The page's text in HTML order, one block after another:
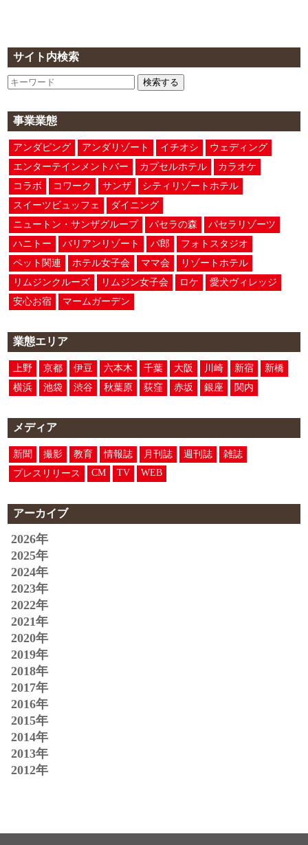
サイト内検索
検索する
事業業態
アンダピング アンダリゾート イチオシ
ウェディング
エンターテインメントバー
カプセルホテル
カラオケ
コラボ
コワーク サンザ
シティリゾートホテル
スイーツビュッフェ
ダイニング
ニュートン・サンザグループ
パセラの森
パセラリゾーツ
ハニトー
バリアンリゾート パ郎
フォトスタジオ
ペット関連
ホテル女子会 ママ会
リゾートホテル
リムジンクルーズ
リムジン女子会 ロケ
愛犬ヴィレッジ
安心お宿
マームガーデン
業態エリア
上野 京都 伊豆 六本木 千葉 大阪 川崎 新宿
新橋
横浜
池袋 渋谷 秋葉原 荻窪 赤坂 銀座 関内
メディア
新聞 撮影 教育 情報誌 月刊誌 週刊誌
雑誌
プレスリリース
CM TV WEB
アーカイブ
2026年
2025年
2024年
2023年
2022年
2021年
2020年
2019年
2018年
2017年
2016年
2015年
2014年
2013年
2012年